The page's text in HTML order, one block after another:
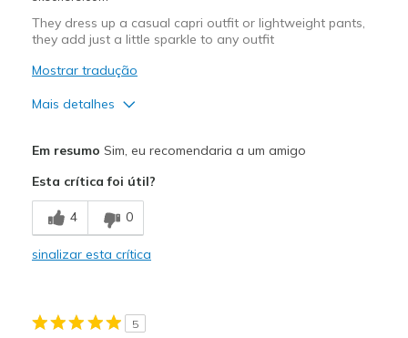
Travel
Width
Feels true to width
Sizing
They dress up a casual capri outfit or lightweight pants,
they add just a little sparkle to any outfit
Mostrar tradução
Mais detalhes
Melhores utilizações
Casual Wear
Going Out
Sizing
Em resumo Sim, eu recomendaria a um amigo
Esta crítica foi útil?
4 0
sinalizar esta crítica
5